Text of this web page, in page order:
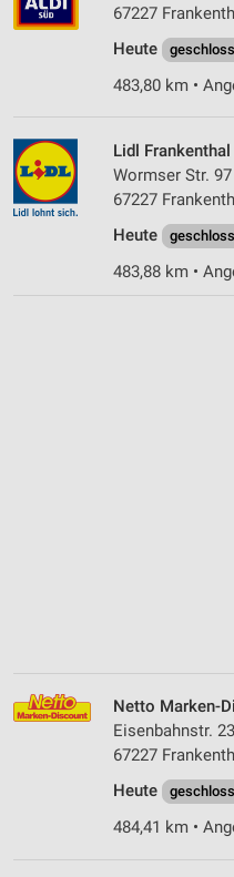
67227
Heute
483,80 km •
Lidl
Wormser Str. 97
67227
Heute
483,88 km •
Netto Marken-
Eisenbahnstr. 23
67227
Heute
484,41 km •